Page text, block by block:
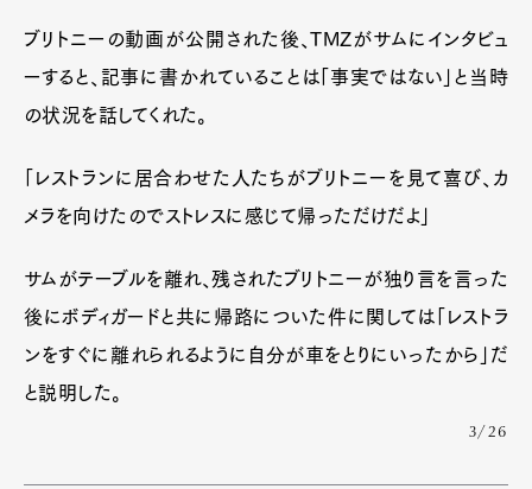
ブリトニーの動画が公開された後、TMZがサムにインタビュ
ーすると、記事に書かれていることは「事実ではない」と当時
の状況を話してくれた。
「レストランに居合わせた人たちがブリトニーを見て喜び、カ
メラを向けたのでストレスに感じて帰っただけだよ」
サムがテーブルを離れ、残されたブリトニーが独り言を言った
後にボディガードと共に帰路についた件に関しては「レストラ
ンをすぐに離れられるように自分が車をとりにいったから」だ
と説明した。
3/26